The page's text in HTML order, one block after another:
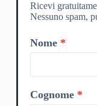
Ricevi
Nessuno spam,
Nome
Cognome